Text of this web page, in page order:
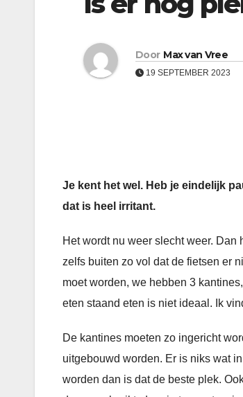
Door Max van Vree
19 SEPTEMBER 2023
Je kent het wel. Heb je eindelijk
dat is heel irritant.
Het wordt nu weer slecht weer.
zelfs buiten zo vol dat de fietsen er
moet worden, we hebben 3
eten staand eten is niet ideaal. Ik
De kantines moeten zo ingericht
uitgebouwd worden. Er is niks wat
worden dan is dat de beste plek.